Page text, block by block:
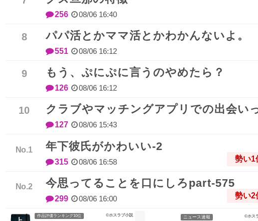
256 08/06 16:40
パパ活とかママ活とかわかんないよ。
551 08/06 16:12
もう、ぷにぷに言うのやめたら？
126 08/06 16:12
クラブやマッチングアプリでの出会い
127 08/06 15:43
年下彼氏がかわいい-2
315 08/06 16:58 勢い1
今思ってることを口にしろpart-575
299 08/06 16:00 勢い2
作品評価ランキング10位 ©ホスラブ小説 ニュース速報 ©ホス